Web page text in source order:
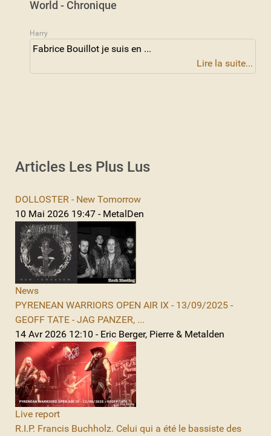
World - Chronique
Harry
Fabrice Bouillot je suis en ...
Lire la suite...
Articles Les Plus Lus
DOLLOSTER - New Tomorrow
10 Mai 2026 19:47 - MetalDen
News
PYRENEAN WARRIORS OPEN AIR IX - 13/09/2025 -
GEOFF TATE - JAG PANZER, ...
14 Avr 2026 12:10 - Eric Berger, Pierre & Metalden
Live report
R.I.P. Francis Buchholz. Celui qui a été le bassiste des